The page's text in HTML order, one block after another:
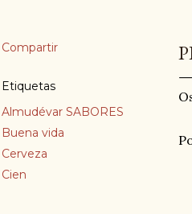
Compartir
Etiquetas
Almudévar SABORES
Buena vida
Cerveza
Cien